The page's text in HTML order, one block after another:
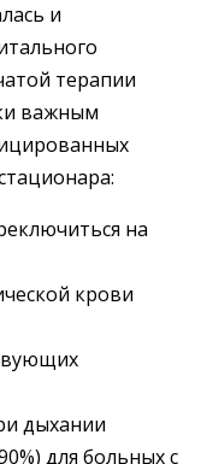
и
терапии
важным
на
крови
дыхании
для больных с